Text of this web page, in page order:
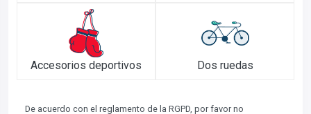
Accesorios deportivos Dos ruedas
De acuerdo con el reglamento de la RGPD, por favor no